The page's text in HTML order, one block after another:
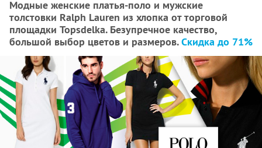
Модные женские платья-поло и мужские
толстовки Ralph Lauren из хлопка от торговой
площадки Topsdelka. Безупречное качество,
большой выбор цветов и размеров.Скидка до 71%